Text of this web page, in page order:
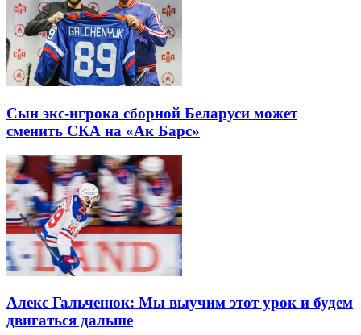
Сын экс-игрока сборной Беларуси может
сменить СКА на «Ак Барс»
Алекс Гальченюк: Мы выучим этот урок и будем
двигаться дальше